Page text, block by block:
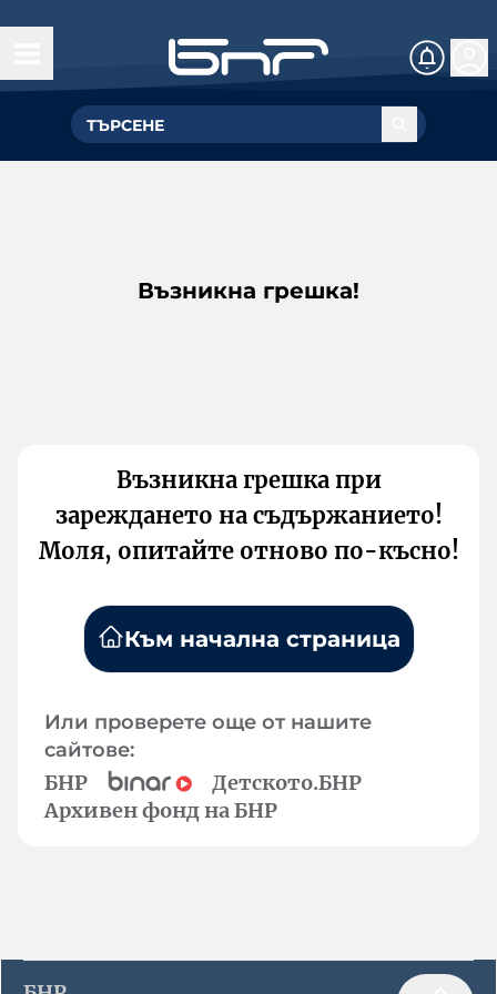
Възникна грешка!
Възникна грешка при
зареждането на съдържанието!
Моля, опитайте отново по-късно!
Към начална страница
Или проверете още от нашите
сайтове:
БНР
Детското.БНР
Архивен фонд на БНР